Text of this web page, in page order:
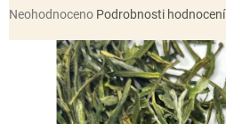
Průměrné
produktu
Neohodnoceno Podrobnosti hodnocení